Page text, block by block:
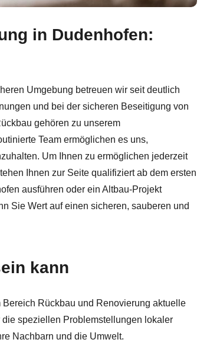
✓Entkernung,
in Dudenhofen:
Umgebung betreuen wir seit deutlich
und bei der sicheren Beseitigung von
gehören zu unserem
Team ermöglichen es uns,
Um Ihnen zu ermöglichen jederzeit
Ihnen zur Seite qualifiziert ab dem ersten
ausführen oder ein Altbau-Projekt
Sie Wert auf einen sicheren, sauberen und
kann
Rückbau und Renovierung aktuelle
speziellen Problemstellungen lokaler
Nachbarn und die Umwelt.